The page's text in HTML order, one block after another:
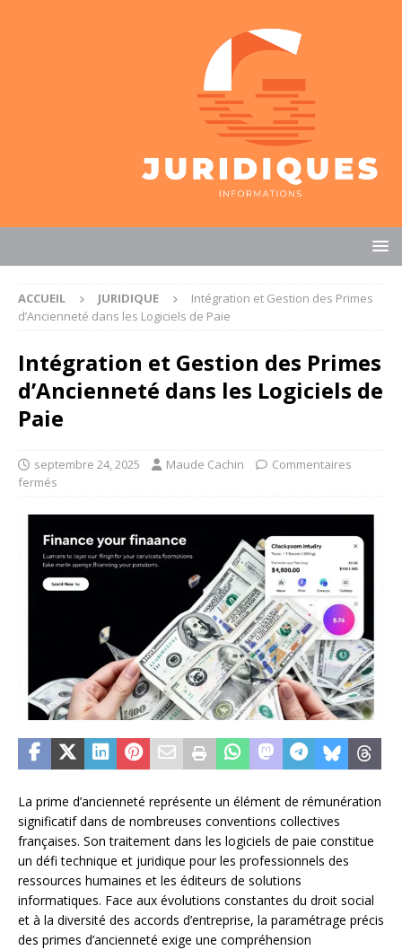
ACCUEIL JURIDIQUE
Intégration et Gestion des Primes
d’Ancienneté dans les Logiciels de Paie
Intégration et Gestion des Primes
d’Ancienneté dans les Logiciels de
Paie
septembre 24, 2025 Maude Cachin
Commentaires
fermés
La prime d’ancienneté représente un élément de rémunération
significatif dans de nombreuses conventions collectives
françaises. Son traitement dans les logiciels de paie constitue
un défi technique et juridique pour les professionnels des
ressources humaines et les éditeurs de solutions
informatiques. Face aux évolutions constantes du droit social
et à la diversité des accords d’entreprise, la paramétrage précis
des primes d’ancienneté exige une compréhension